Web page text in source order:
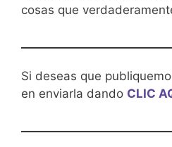
cosas que
Si deseas que
en enviarla dando CLIC